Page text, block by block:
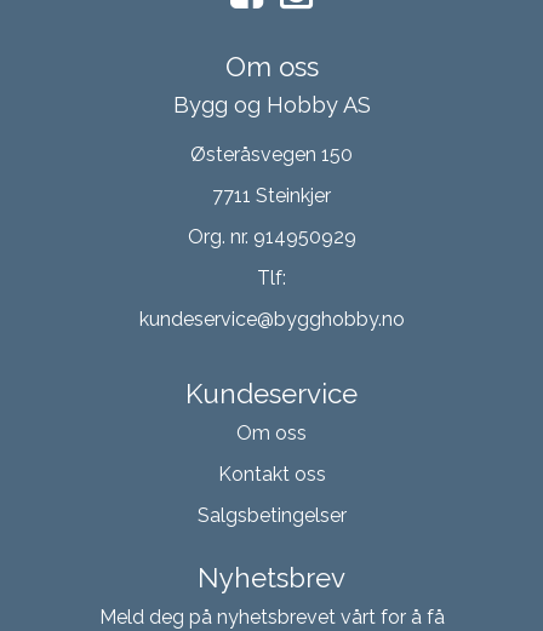
Om oss
Bygg og Hobby AS
Østeråsvegen 150
7711 Steinkjer
Org. nr. 914950929
Tlf:
kundeservice@bygghobby.no
Kundeservice
Om oss
Kontakt oss
Salgsbetingelser
Nyhetsbrev
Meld deg på nyhetsbrevet vårt for å få